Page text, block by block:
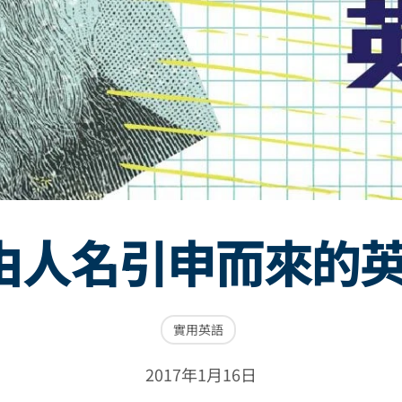
人名引申而來的
實用英語
2017年1月16日